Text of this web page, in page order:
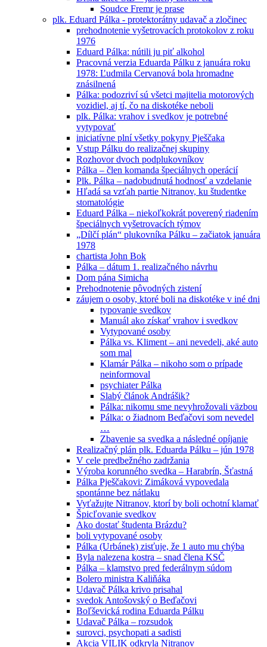
Soudce Fremr je prase
plk. Eduard Pálka - protektorátny udavač a zločinec
prehodnotenie vyšetrovacích protokolov z roku
1976
Eduard Pálka: nútili ju piť alkohol
Pracovná verzia Eduarda Pálku z januára roku
1978: Ľudmila Cervanová bola hromadne
znásilnená
Pálka: podozriví sú všetci majitelia motorových
vozidiel, aj tí, čo na diskotéke neboli
plk. Pálka: vrahov i svedkov je potrebné
vytypovať
iniciatívne plní všetky pokyny Pješčaka
Vstup Pálku do realizačnej skupiny
Rozhovor dvoch podplukovníkov
Pálka – člen komanda špeciálnych operácií
Plk. Pálka – nadobudnutá hodnosť a vzdelanie
Hľadá sa vzťah partie Nitranov, ku študentke
stomatológie
Eduard Pálka – niekoľkokrát poverený riadením
špeciálnych vyšetrovacích týmov
„Dílčí plán“ plukovníka Pálku – začiatok januára
1978
chartista John Bok
Pálka – dátum 1. realizačného návrhu
Dom pána Simicha
Prehodnotenie pôvodných zistení
záujem o osoby, ktoré boli na diskotéke v iné dni
typovanie svedkov
Manuál ako získať vrahov i svedkov
Vytypované osoby
Pálka vs. Kliment – ani nevedeli, aké auto
som mal
Klamár Pálka – nikoho som o prípade
neinformoval
psychiater Pálka
Slabý článok Andrášik?
Pálka: nikomu sme nevyhrožovali väzbou
Pálka: o žiadnom Beďačovi som nevedel
…
Zbavenie sa svedka a následné opíjanie
Realizačný plán plk. Eduarda Pálku – jún 1978
V cele predbežného zadržania
Výroba korunného svedka – Harabrín, Šťastná
Pálka Pješčakovi: Zimáková vypovedala
spontánne bez nátlaku
Vyťažujte Nitranov, ktorí by boli ochotní klamať
Špicľovanie svedkov
Ako dostať študenta Brázdu?
boli vytypované osoby
Pálka (Urbánek) zisťuje, že 1 auto mu chýba
Byla nalezena kostra – snad člena KSČ
Pálka – klamstvo pred federálnym súdom
Bolero ministra Kaliňáka
Udavač Pálka krivo prisahal
svedok Antošovský o Beďačovi
Boľševická rodina Eduarda Pálku
Udavač Pálka – rozsudok
surovci, psychopati a sadisti
Akcia VILIK odkryla Nitranov